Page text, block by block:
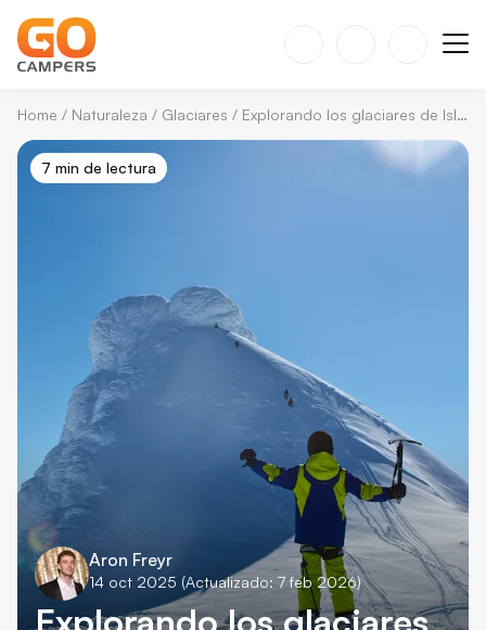
Home / Naturaleza / Glaciares / Explorando los glaciares de Islandia: un viaje de hielo, fuego y aventura
7 min de lectura
Aron Freyr
14 oct 2025 (Actualizado: 7 feb 2026)
Explorando los glaciares